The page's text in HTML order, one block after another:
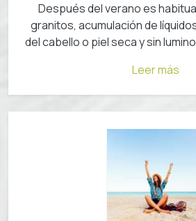
Después del verano es
granitos, acumulación de
del cabello o piel seca y sin
Leer más